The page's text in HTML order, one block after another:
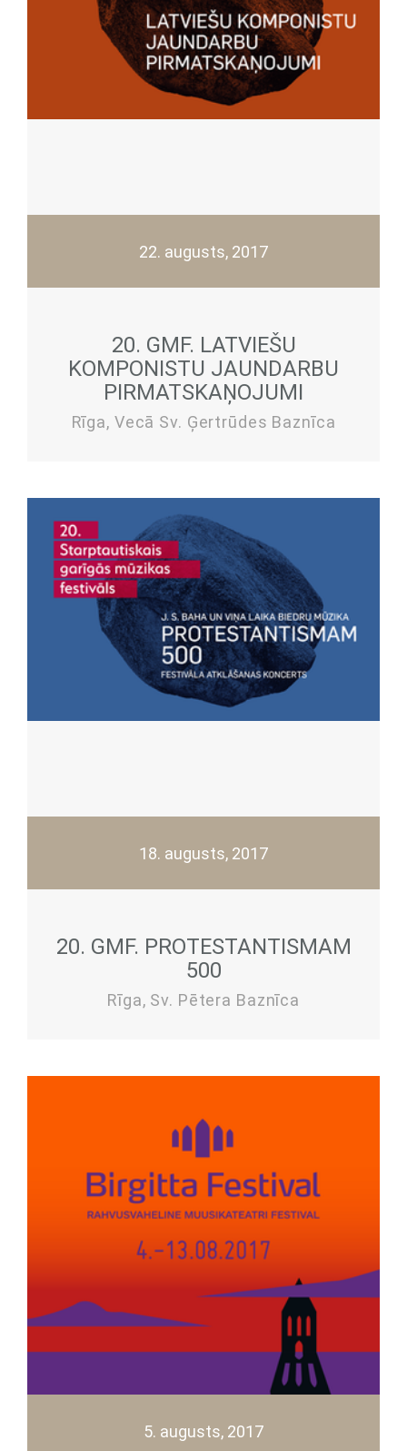
22. augusts, 2017
20. GMF. LATVIEŠU
KOMPONISTU JAUNDARBU
PIRMATSKAŅOJUMI
Rīga, Vecā Sv. Ģertrūdes Baznīca
18. augusts, 2017
20. GMF. PROTESTANTISMAM
500
Rīga, Sv. Pētera Baznīca
5. augusts, 2017